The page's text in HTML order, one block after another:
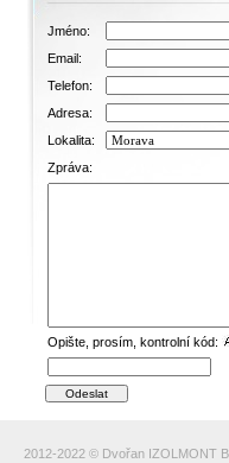
Jméno:
Email:
Telefon:
Adresa:
Lokalita:
Zpráva:
Opište, prosím, kontrolní kód:
2012-2022 © Dvořan IZOLMONT